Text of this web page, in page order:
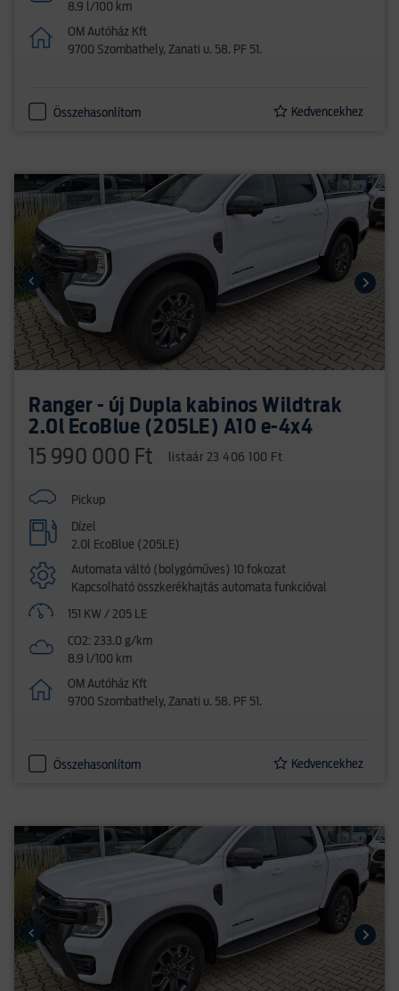
8.9 l/100 km
OM Autóház Kft
9700 Szombathely, Zanati u. 58. PF 51.
Összehasonlítom Kedvencekhez
Ranger - új Dupla kabinos Wildtrak
2.0l EcoBlue (205LE) A10 e-4x4
15 990 000 Ft listaár 23 406 100 Ft
Pickup
Dízel
2.0l EcoBlue (205LE)
Automata váltó (bolygóműves) 10 fokozat
Kapcsolható összkerékhajtás automata funkcióval
151 KW / 205 LE
CO2: 233.0 g/km
8.9 l/100 km
OM Autóház Kft
9700 Szombathely, Zanati u. 58. PF 51.
Összehasonlítom Kedvencekhez